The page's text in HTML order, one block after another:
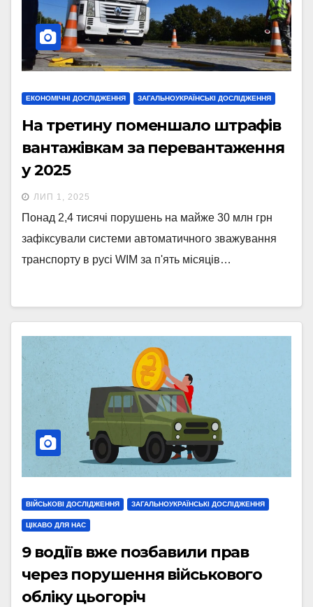
ЕКОНОМІЧНІ ДОСЛІДЖЕННЯ ЗАГАЛЬНОУКРАЇНСЬКІ ДОСЛІДЖЕННЯ
На третину поменшало штрафів
вантажівкам за перевантаження
у 2025
ЛИП 1, 2025
Понад 2,4 тисячі порушень на майже 30 млн грн
зафіксували системи автоматичного зважування
транспорту в русі WIM за п'ять місяців…
ВІЙСЬКОВІ ДОСЛІДЖЕННЯ ЗАГАЛЬНОУКРАЇНСЬКІ ДОСЛІДЖЕННЯ
ЦІКАВО ДЛЯ НАС
9 водіїв вже позбавили прав
через порушення військового
обліку цьогоріч